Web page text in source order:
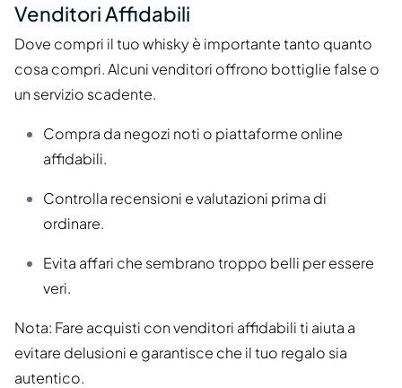
Venditori Affidabili
Dove compri il tuo whisky è importante tanto quanto
cosa compri. Alcuni venditori offrono bottiglie false o
un servizio scadente.
Compra da negozi noti o piattaforme online
affidabili.
Controlla recensioni e valutazioni prima di
ordinare.
Evita affari che sembrano troppo belli per essere
veri.
Nota: Fare acquisti con venditori affidabili ti aiuta a
evitare delusioni e garantisce che il tuo regalo sia
autentico.